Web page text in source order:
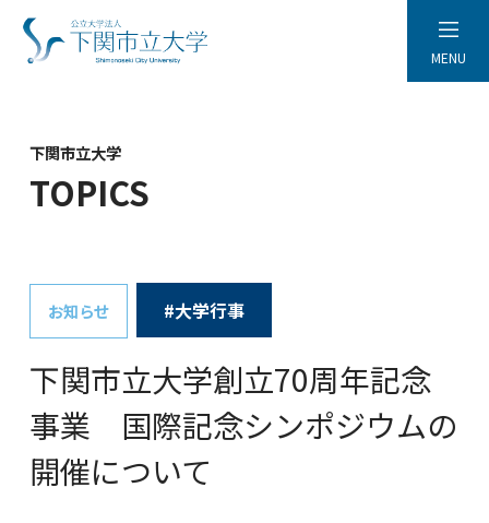
MENU
下関市立大学
TOPICS
お知らせ #大学行事
下関市立大学創立70周年記念
事業 国際記念シンポジウムの
開催について